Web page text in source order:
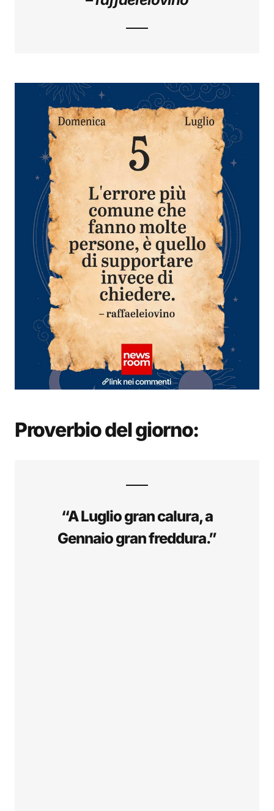
Proverbio del giorno:
“A Luglio gran calura, a
Gennaio gran freddura.”